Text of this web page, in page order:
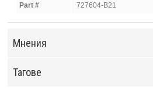
Part # 727604-B21
Мнения
Тагове